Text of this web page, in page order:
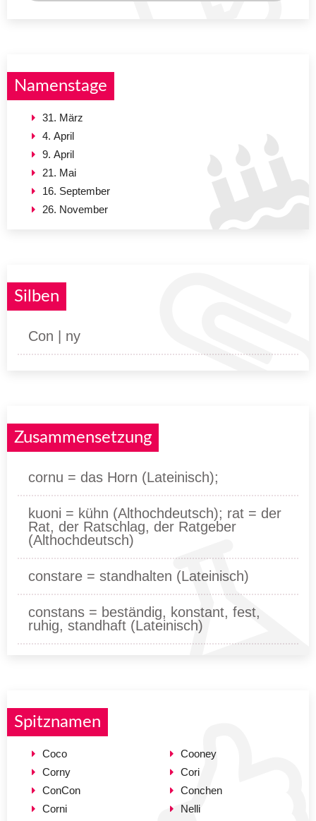
Namenstage
31. März
4. April
9. April
21. Mai
16. September
26. November
Silben
Con | ny
Zusammensetzung
cornu = das Horn (Lateinisch);
kuoni = kühn (Althochdeutsch); rat = der
Rat, der Ratschlag, der Ratgeber
(Althochdeutsch)
constare = standhalten (Lateinisch)
constans = beständig, konstant, fest,
ruhig, standhaft (Lateinisch)
Spitznamen
Coco
Corny
ConCon
Corni
Cooney
Cori
Conchen
Nelli